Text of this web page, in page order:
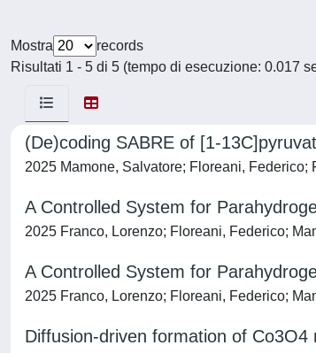
Mostra
records
Risultati 1 - 5 di 5 (tempo di esecuzione: 0.017
(De)coding SABRE of [1-
2025 Mamone, Salvatore; Floreani, Federico;
A Controlled System for
2025 Franco, Lorenzo; Floreani, Federico;
A Controlled System for
2025 Franco, Lorenzo; Floreani, Federico;
Diffusion-driven formation of